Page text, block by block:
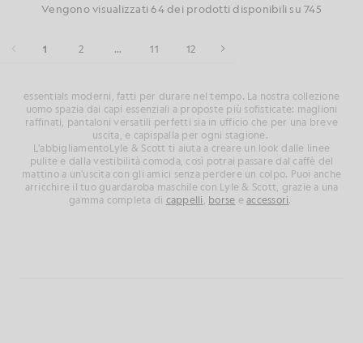
Vengono visualizzati 64 dei prodotti disponibili su 745
1 2 ... 11 12
essentials moderni, fatti per durare nel tempo. La nostra collezione
uomo spazia dai capi essenziali a proposte più sofisticate: maglioni
raffinati, pantaloni versatili perfetti sia in ufficio che per una breve
uscita, e capispalla per ogni stagione.
L'abbigliamentoLyle & Scott ti aiuta a creare un look dalle linee
pulite e dalla vestibilità comoda, così potrai passare dal caffè del
mattino a un'uscita con gli amici senza perdere un colpo. Puoi anche
arricchire il tuo guardaroba maschile con Lyle & Scott, grazie a una
gamma completa di cappelli borse eaccessori.